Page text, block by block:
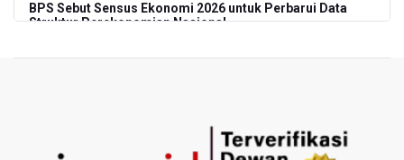
BPS Sebut Sensus Ekonomi 2026 untuk Perbarui Data
Struktur Perekonomian Nasional
Kebakaran Hutan dan Lahan Terjadi di Sejumlah Wilayah
di Sumatra, Kalimantan, dan Pulau Jawa